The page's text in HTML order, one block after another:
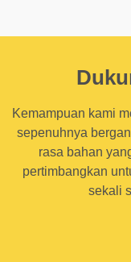
Kemampuan kami
sepenuhnya
rasa bahan
pertimbangkan
sekali